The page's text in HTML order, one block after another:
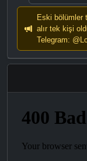
Eski bölümler
alır tek kişi
Telegram: